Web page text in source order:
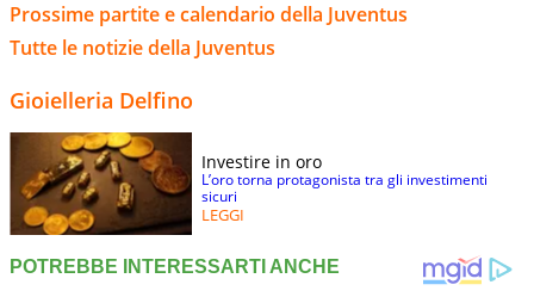
Prossime partite e calendario della Juventus
Tutte le notizie della Juventus
Gioielleria Delfino
Investire in oro
L’oro torna protagonista tra gli investimenti
sicuri
LEGGI